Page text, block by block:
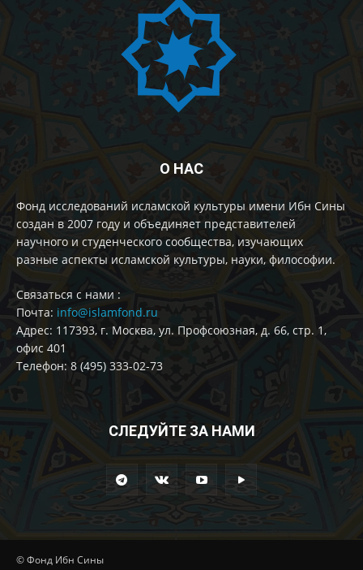
О НАС
Фонд исследований исламской культуры имени Ибн Сины
создан в 2007 году и объединяет представителей
научного и студенческого сообщества, изучающих
разные аспекты исламской культуры, науки, философии.
Cвязаться с нами :
Почта: info@islamfond.ru
Адрес: 117393, г. Москва, ул. Профсоюзная, д. 66, стр. 1,
офис 401
Телефон: 8 (495) 333-02-73
СЛЕДУЙТЕ ЗА НАМИ
© Фонд Ибн Сины